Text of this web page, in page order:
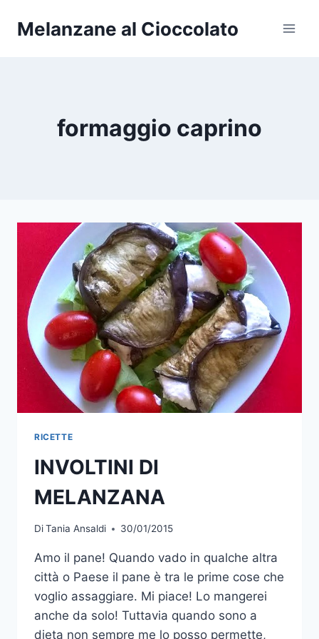
Melanzane al Cioccolato
formaggio caprino
RICETTE
INVOLTINI DI
MELANZANA
DiTania Ansaldi 30/01/2015
Amo il pane! Quando vado in qualche altra
città o Paese il pane è tra le prime cose che
voglio assaggiare. Mi piace! Lo mangerei
anche da solo! Tuttavia quando sono a
dieta non sempre me lo posso permette,